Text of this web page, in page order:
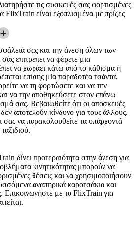
τις συσκευές σας φορτισμένες
FlixTrain είναι εξοπλισμένα με πρίζες
σας και την άνεση όλων των
επιτρέπει να φέρετε μια
να χωράει κάτω από το κάθισμα ή
επίσης μία παραδοτέα τσάντα,
να τη φορτώσετε και να την
να την αποθηκεύσετε στον επάνω
σας. Βεβαιωθείτε ότι οι αποσκευές
αποτελούν κίνδυνο για τους άλλους.
σας να παρακολουθείτε τα υπάρχοντά
δίνει προτεραιότητα στην άνεση για
κινητικότητας μπορούν να
θέσεις και να χρησιμοποιήσουν
αναπηρικά καροτσάκια και
Επικοινωνήστε με το FlixTrain για